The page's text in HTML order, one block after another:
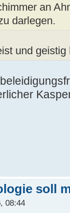
an
darlegen.
und geistig
soll
08:44